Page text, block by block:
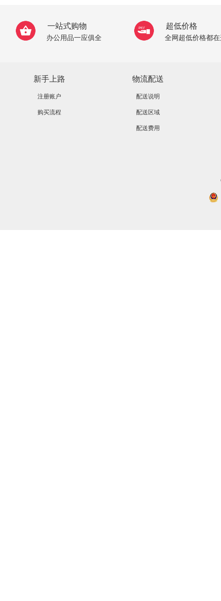
一站式购物
办公用品一应俱全
超低价格
全网超低价格都
新手上路
注册账户
购买流程
物流配送
配送说明
配送区域
配送费用